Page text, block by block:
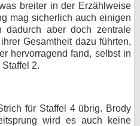
breiter in der Erzählweise
mag sicherlich auch einigen
dadurch aber doch zentrale
Gesamtheit dazu führten,
hervorragend fand, selbst in
2.
für Staffel 4 übrig. Brody
wird es auch keine